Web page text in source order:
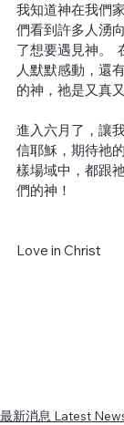
我知道神在我們
們看到許多人湧
了想要遇見神。
人默默感動，還
的神，祂是又真
進入六月了，讓
信耶穌，期待祂
樣場域中，都跟
們的神！
Love in Christ
最新消息 Latest